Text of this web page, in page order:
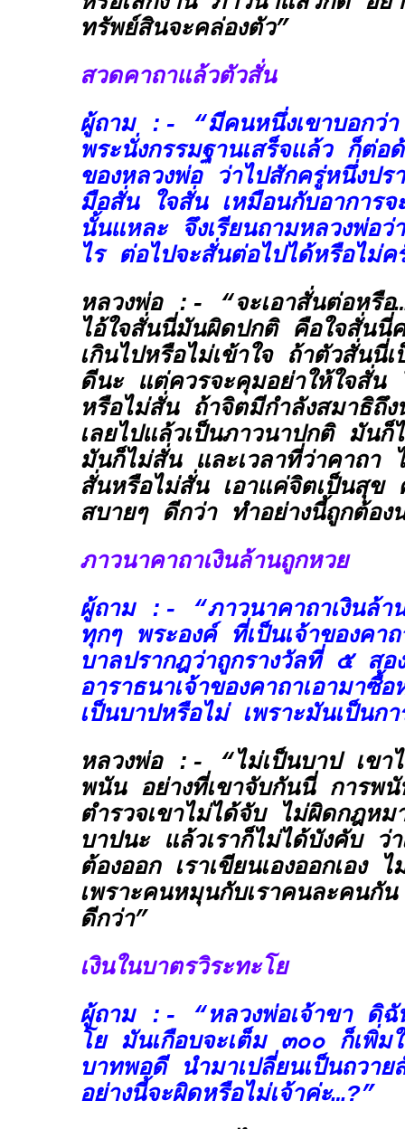
ทรัพย์สินจะคล่องตัว”
สวดคาถาแล้วตัวสั่น
ผู้ถาม :- “มีคนหนึ่งเขาบอกว่า
พระนั่งกรรมฐานเสร็จแล้ว ก็ต่อ
ของหลวงพ่อ ว่าไปสักครู่หนึ่งปร
มือสั่น ใจสั่น เหมือนกับอาการจ
นั้นแหละ จึงเรียนถามหลวงพ่อว่
ไร ต่อไปจะสั่นต่อไปได้หรือไม่ค
หลวงพ่อ :- “จะเอาสั่นต่อหรือ
ไอ้ใจสั่นนี่มันผิดปกติ คือใจสั่นนี่ค
เกินไปหรือไม่เข้าใจ ถ้าตัวสั่นนี่
ดีนะ แต่ควรจะคุมอย่าให้ใจสั่น
หรือไม่สั่น ถ้าจิตมีกำลังสมาธิถึ
เลยไปแล้วเป็นภาวนาปกติ มัน
มันก็ไม่สั่น และเวลาที่ว่าคาถา
สั่นหรือไม่สั่น เอาแค่จิตเป็นสุข
สบายๆ ดีกว่า ทำอย่างนี้ถูกต้อง
ภาวนาคาถาเงินล้านถูกหวย
ผู้ถาม :- “ภาวนาคาถาเงินล้า
ทุกๆ พระองค์ ที่เป็นเจ้าของคา
บาลปรากฎว่าถูกรางวัลที่ ๕ สอ
อาราธนาเจ้าของคาถาเอามาซื้
เป็นบาปหรือไม่ เพราะมันเป็นก
หลวงพ่อ :- “ไม่เป็นบาป เขาไ
พนัน อย่างที่เขาจับกันนี่ การพนั
ตำรวจเขาไม่ได้จับ ไม่ผิดกฎหม
บาปนะ แล้วเราก็ไม่ได้บังคับ ว่
ต้องออก เราเขียนเองออกเอง
เพราะคนหมุนกับเราคนละคนกั
ดีกว่า”
เงินในบาตรวิระทะโย
ผู้ถาม :- “หลวงพ่อเจ้าขา ดิฉั
โย มันเกือบจะเต็ม ๓๐๐ ก็เพิ่ม
บาทพอดี นำมาเปลี่ยนเป็นถวา
อย่างนี้จะผิดหรือไม่เจ้าค่ะ…?”